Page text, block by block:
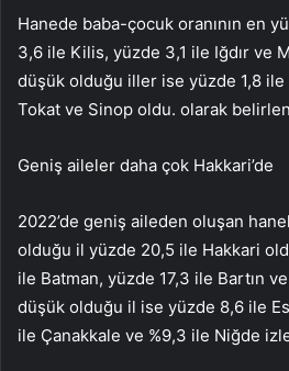
Hanede baba-çocuk oranının en
3,6 ile Kilis, yüzde 3,1 ile Iğdır ve
düşük olduğu iller ise yüzde 1,8
Tokat ve Sinop oldu. olarak
Geniş aileler daha çok Hakkari’de
2022’de geniş aileden oluşan
olduğu il yüzde 20,5 ile Hakkari
ile Batman, yüzde 17,3 ile Bartın
düşük olduğu il ise yüzde 8,6 ile
ile Çanakkale ve %9,3 ile Niğde